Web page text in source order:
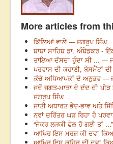
More articles from
ਕਿੱਲਿਆਂ ਵਾਲੇ --- ਜਗਰੂਪ ਸਿੰਘ
ਬਾਬਾ ਸਾਹਿਬ ਡਾ. ਅੰਬੇਡਕਰ -
ਤਾਇਆ ਦੱਸਦਾ ਹੁੰਦਾ ਸੀ ... ---
ਪਰਵਾਸ ਦੀ ਕਹਾਣੀ, ਬੇਸਮੈਂਟਾਂ
ਕੱਚੇ ਅਧਿਆਪਕਾਂ ਦੇ ਅਨੁਭਵ ---
ਜਦੋਂ ਜਗਤ-ਮਾਤਾ ਦੇ ਦੰਦ ਦੀ
ਜਗਰੂਪ ਸਿੰਘ
ਜਾਤੀ ਅਧਾਰਤ ਭੇਦ-ਭਾਵ ਅਤੇ
ਨਵਾਂ ਚਰਿੱਤਰ ਘੜ ਰਿਹਾ ਹੈ
“ਜੇਕਰ ਲੜਕੀ ਫੇਲ ਹੋ ਗਈ ਤਾਂ
ਆਖਿਰ ਇਸ ਮਰਜ਼ ਕੀ ਦਵਾ